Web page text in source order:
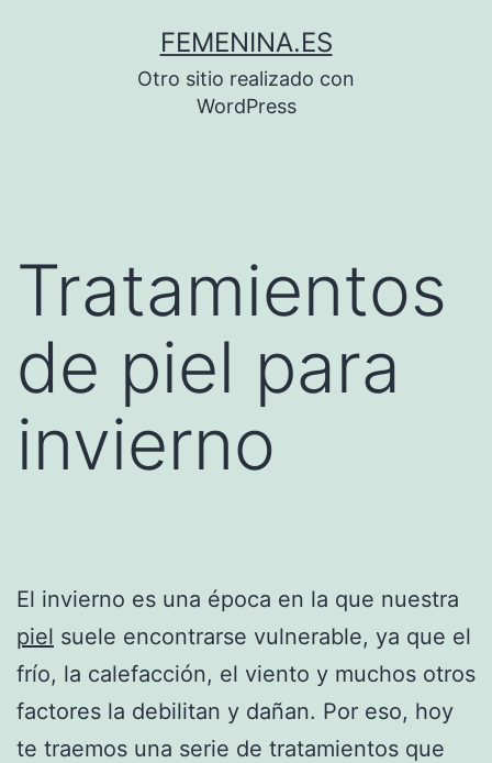
FEMENINA.ES
Otro sitio realizado con
WordPress
Tratamientos
de piel para
invierno
El invierno es una época en la que nuestra
piel suele encontrarse vulnerable, ya que el
frío, la calefacción, el viento y muchos otros
factores la debilitan y dañan. Por eso, hoy
te traemos una serie de tratamientos que